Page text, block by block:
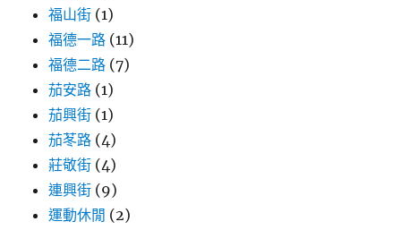
福山街 (1)
福德一路 (11)
福德二路 (7)
茄安路 (1)
茄興街 (1)
茄苳路 (4)
莊敬街 (4)
連興街 (9)
運動休閒 (2)